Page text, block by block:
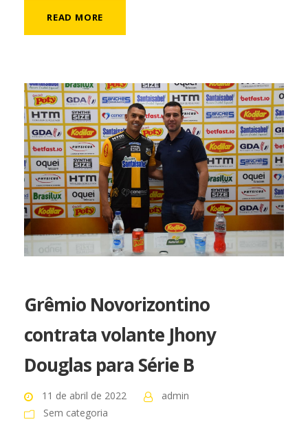
READ MORE
Grêmio Novorizontino
contrata volante Jhony
Douglas para Série B
11 de abril de 2022
admin
Sem categoria